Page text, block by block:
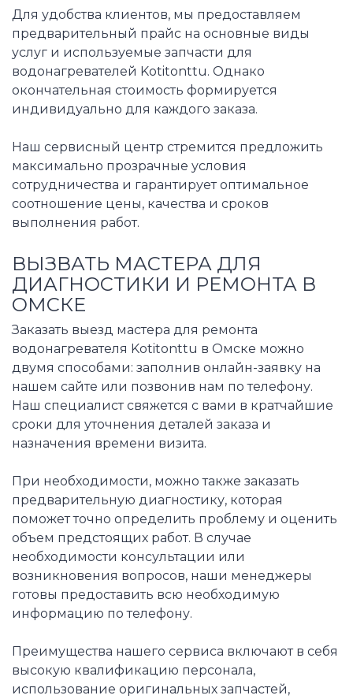
Для удобства клиентов, мы предоставляем
предварительный прайс на основные виды
услуг и используемые запчасти для
водонагревателей Kotitonttu. Однако
окончательная стоимость формируется
индивидуально для каждого заказа.
Наш сервисный центр стремится предложить
максимально прозрачные условия
сотрудничества и гарантирует оптимальное
соотношение цены, качества и сроков
выполнения работ.
ВЫЗВАТЬ МАСТЕРА ДЛЯ
ДИАГНОСТИКИ И РЕМОНТА В
ОМСКЕ
Заказать выезд мастера для ремонта
водонагревателя Kotitonttu в Омске можно
двумя способами: заполнив онлайн-заявку на
нашем сайте или позвонив нам по телефону.
Наш специалист свяжется с вами в кратчайшие
сроки для уточнения деталей заказа и
назначения времени визита.
При необходимости, можно также заказать
предварительную диагностику, которая
поможет точно определить проблему и оценить
объем предстоящих работ. В случае
необходимости консультации или
возникновения вопросов, наши менеджеры
готовы предоставить всю необходимую
информацию по телефону.
Преимущества нашего сервиса включают в себя
высокую квалификацию персонала,
использование оригинальных запчастей,